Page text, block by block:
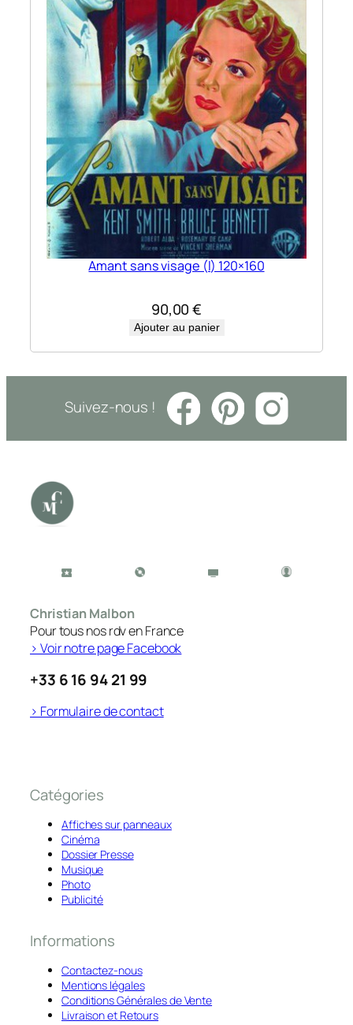
Amant sans visage (l) 120×160
90,00€
Ajouter au panier
Suivez-nous !
Christian Malbon
Pour tous nos rdv en France
> Voir notre page Facebook
+33 6 16 94 21 99
> Formulaire de contact
Catégories
Affiches sur panneaux
Cinéma
Dossier Presse
Musique
Photo
Publicité
Informations
Contactez-nous
Mentions légales
Conditions Générales de Vente
Livraison et Retours